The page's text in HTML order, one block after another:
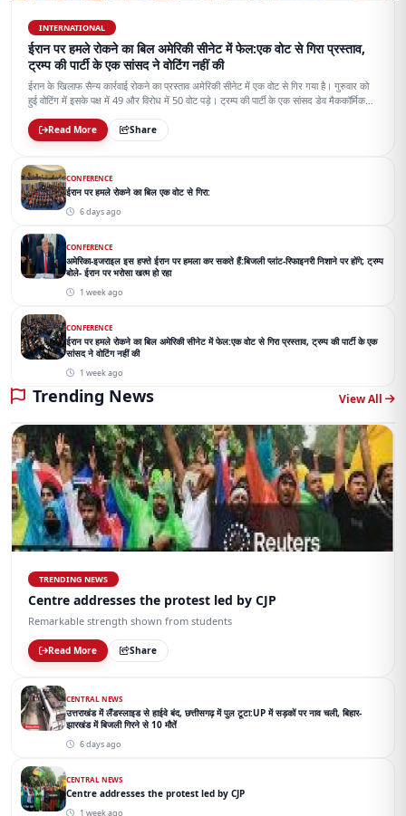
INTERNATIONAL
ईरान पर हमले रोकने का बिल अमेरिकी सीनेट में फेल:एक वोट से गिरा प्रस्ताव,
ट्रम्प की पार्टी के एक सांसद ने वोटिंग नहीं की
ईरान के खिलाफ सैन्य कार्रवाई रोकने का प्रस्ताव अमेरिकी सीनेट में एक वोट से गिर गया है। गुरुवार को
हुई वोटिंग में इसके पक्ष में 49 और विरोध में 50 वोट पड़े। ट्रम्प की पार्टी के एक सांसद डेव मैककॉर्मिक
Read More Share
CONFERENCE
ईरान पर हमले रोकने का बिल एक वोट से गिरा:
6 days ago
CONFERENCE
अमेरिका-इजराइल इस हफ्ते ईरान पर हमला कर सकते हैं:बिजली प्लांट-रिफाइनरी निशाने पर होंगे; ट्रम्प
बोले- ईरान पर भरोसा खत्म हो रहा
1 week ago
CONFERENCE
ईरान पर हमले रोकने का बिल अमेरिकी सीनेट में फेल:एक वोट से गिरा प्रस्ताव, ट्रम्प की पार्टी के एक
सांसद ने वोटिंग नहीं की
1 week ago
Trending News View All
TRENDING NEWS
Centre addresses the protest led by CJP
Remarkable strength shown from students
Read More Share
CENTRAL NEWS
उत्तराखंड में लैंडस्लाइड से हाईवे बंद, छत्तीसगढ़ में पुल टूटा:UP में सड़कों पर नाव चली, बिहार-
झारखंड में बिजली गिरने से 10 मौतें
6 days ago
CENTRAL NEWS
Centre addresses the protest led by CJP
1 week ago